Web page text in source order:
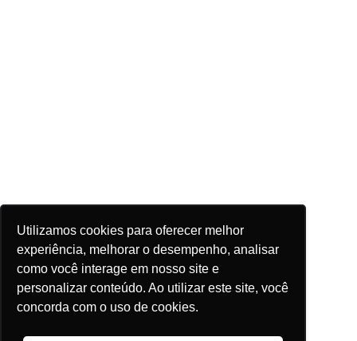
Utilizamos cookies para oferecer melhor
experiência, melhorar o desempenho, analisar
como você interage em nosso site e
personalizar conteúdo. Ao utilizar este site, você
concorda com o uso de cookies.